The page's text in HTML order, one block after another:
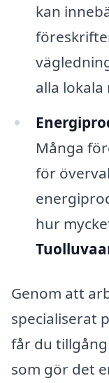
kan
alla lokala
Många
för
hur
Genom att
specialiserat
får du
som gör det